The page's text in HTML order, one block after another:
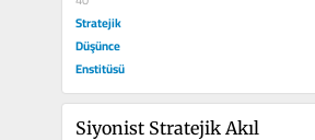
Stratejik
Düşünce
Enstitüsü
Siyonist Stratejik Akıl